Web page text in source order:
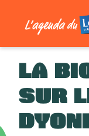
LA
SUR